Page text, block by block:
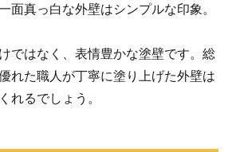
面真っ白な外壁はシンプルな印象。
ではなく、表情豊かな塗壁です。総
れた職人が丁寧に塗り上げた外壁は
れるでしょう。